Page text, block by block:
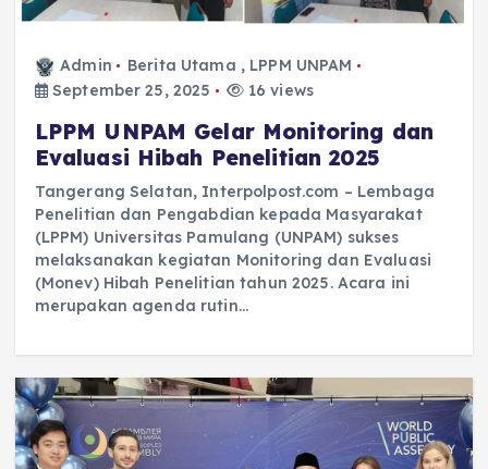
Admin Berita Utama , LPPM UNPAM
September 25, 2025
16 views
LPPM UNPAM Gelar Monitoring dan
Evaluasi Hibah Penelitian 2025
Tangerang Selatan, Interpolpost.com – Lembaga
Penelitian dan Pengabdian kepada Masyarakat
(LPPM) Universitas Pamulang (UNPAM) sukses
melaksanakan kegiatan Monitoring dan Evaluasi
(Monev) Hibah Penelitian tahun 2025. Acara ini
merupakan agenda rutin…